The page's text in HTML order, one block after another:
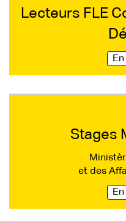
Lecteurs FLE
Stages
et des